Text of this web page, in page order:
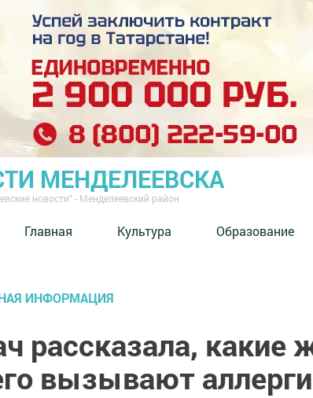
МЕНДЕЛЕЕВСКА
новости" - Менделеевский район
Главная Культура Образование
ИНФОРМАЦИЯ
рассказала,
вызывают